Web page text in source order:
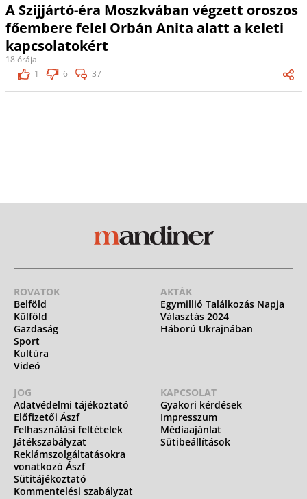
A Szijjártó-éra Moszkvában végzett oroszos
főembere felel Orbán Anita alatt a keleti
kapcsolatokért
18 órája
1
6 37
ROVATOK
Belföld
Külföld
Gazdaság
Sport
Kultúra
Videó
AKTÁK
Egymillió Találkozás Napja
Választás 2024
Háború Ukrajnában
JOG
Adatvédelmi tájékoztató
Előfizetői Ászf
Felhasználási feltételek
Játékszabályzat
Reklámszolgáltatásokra
vonatkozó Ászf
Sütitájékoztató
Kommentelési szabályzat
KAPCSOLAT
Gyakori kérdések
Impresszum
Médiaajánlat
Sütibeállítások